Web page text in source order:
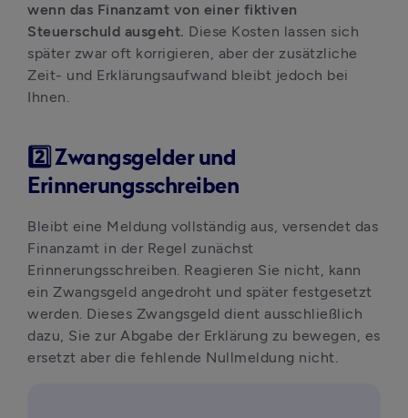
wenn das Finanzamt von einer fiktiven
Steuerschuld ausgeht. Diese Kosten lassen sich
später zwar oft korrigieren, aber der zusätzliche
Zeit- und Erklärungsaufwand bleibt jedoch bei
Ihnen.
2️⃣ Zwangsgelder und
Erinnerungsschreiben
Bleibt eine Meldung vollständig aus, versendet das
Finanzamt in der Regel zunächst
Erinnerungsschreiben. Reagieren Sie nicht, kann
ein Zwangsgeld angedroht und später festgesetzt
werden. Dieses Zwangsgeld dient ausschließlich
dazu, Sie zur Abgabe der Erklärung zu bewegen, es
ersetzt aber die fehlende Nullmeldung nicht.